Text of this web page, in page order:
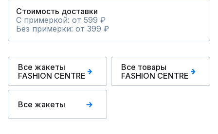
Стоимость доставки
С примеркой: от 599 ₽
Без примерки: от 399 ₽
Все жакеты
FASHION CENTRE
Все товары
FASHION CENTRE
Все жакеты